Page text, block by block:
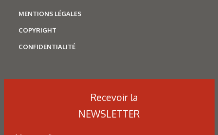
superficielle
MENTIONS LÉGALES
COPYRIGHT
CONFIDENTIALITÉ
Recevoir la
NEWSLETTER